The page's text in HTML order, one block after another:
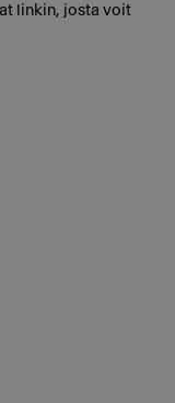
linkin, josta voit